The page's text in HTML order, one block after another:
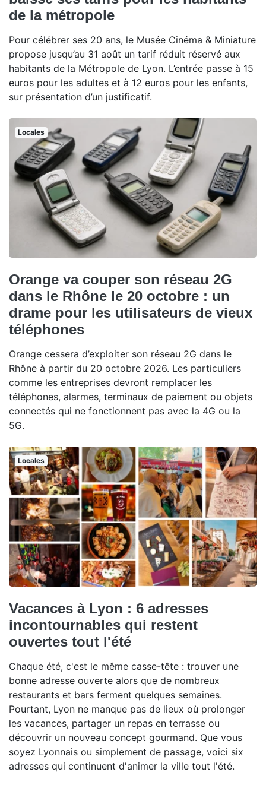
de la métropole
Pour célébrer ses 20 ans, le Musée Cinéma & Miniature
propose jusqu’au 31 août un tarif réduit réservé aux
habitants de la Métropole de Lyon. L’entrée passe à 15
euros pour les adultes et à 12 euros pour les enfants,
sur présentation d’un justificatif.
Locales
Orange va couper son réseau 2G
dans le Rhône le 20 octobre : un
drame pour les utilisateurs de vieux
téléphones
Orange cessera d’exploiter son réseau 2G dans le
Rhône à partir du 20 octobre 2026. Les particuliers
comme les entreprises devront remplacer les
téléphones, alarmes, terminaux de paiement ou objets
connectés qui ne fonctionnent pas avec la 4G ou la
5G.
Locales
Vacances à Lyon : 6 adresses
incontournables qui restent
ouvertes tout l'été
Chaque été, c'est le même casse-tête : trouver une
bonne adresse ouverte alors que de nombreux
restaurants et bars ferment quelques semaines.
Pourtant, Lyon ne manque pas de lieux où prolonger
les vacances, partager un repas en terrasse ou
découvrir un nouveau concept gourmand. Que vous
soyez Lyonnais ou simplement de passage, voici six
adresses qui continuent d'animer la ville tout l'été.